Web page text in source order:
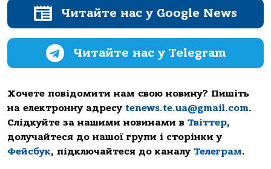
Читайте нас у Google News
Читайте нас у Telegram
Хочете повідомити нам свою новину? Пишіть
на електронну адресу tenews.te.ua@gmail.com.
Слідкуйте за нашими новинами в Твіттер,
долучайтеся до нашої групи і сторінки у
Фейсбук, підключайтеся до каналу Телеграм.